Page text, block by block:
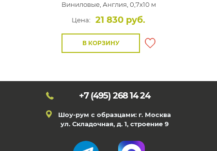
Виниловые, Англия, 0,7x10 м
Цена:
21 830 руб.
В КОРЗИНУ
+7 (495) 268 14 24
Шоу-рум с образцами: г. Москва
ул. Складочная, д. 1, строение 9